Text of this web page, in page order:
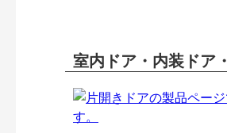
室内ドア・内装ドア